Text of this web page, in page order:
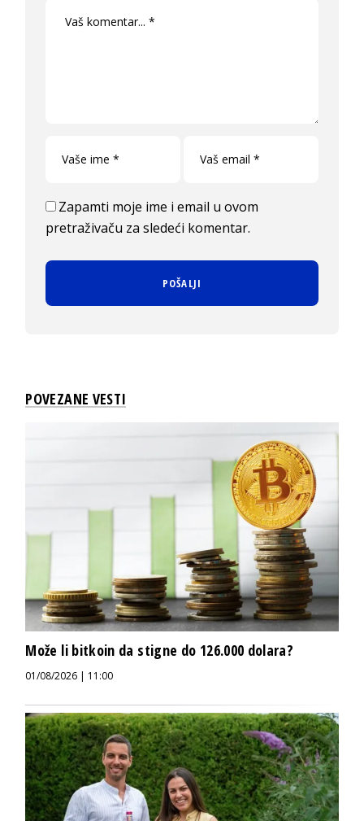
Zapamti moje ime i email u ovom
pretraživaču za sledeći komentar.
POVEZANE VESTI
Može li bitkoin da stigne do 126.000 dolara?
01/08/2026 | 11:00